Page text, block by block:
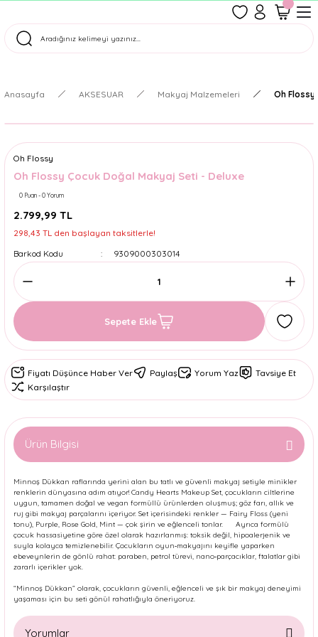
Tüm Siparişler Aynı Gün Kargoda!
Anasayfa AKSESUAR Makyaj Malzemeleri Oh
Oh Flossy
Oh Flossy Çocuk Doğal Makyaj Seti - Deluxe
0 Puan - 0 Yorum
2.799,99 TL
298,43 TL den başlayan taksitlerle!
Barkod Kodu
9309000303014
Sepete Ekle
Fiyatı Düşünce Haber Ver Paylaş Yorum Yaz
Tavsiye Et
Karşılaştır
Ürün Bilgisi
Minnoş Dükkan raflarında yerini alan bu tatlı ve güvenli makyaj setiyle minikler
renklerin dünyasına adım atıyor! Candy Hearts Makeup Set, çocukların ciltlerine
uygun, tamamen doğal ve vegan formüllü ürünlerden oluşmuş; göz farı, allık ve
ruj gibi makyaj parçalarını içeriyor. Set içerisindeki renkler — Fairy Floss (yeni
tonu), Purple, Rose Gold, Mint — çok şirin ve eğlenceli tonlar.
Ayrıca formülü
çocuk hassasiyetine göre özel olarak hazırlanmış: toksik değil, hipoalerjenik ve
suyla kolayca temizlenebilir. Çocukların oyun‐makyajını keyifle yaparken
ebeveynlerin de gönlü rahat: paraben, petrol türevi, nano‐parçacıklar, ftalatlar gibi
zararlı içerikler yok.
“Minnoş Dükkan” olarak, çocukların güvenli, eğlenceli ve şık bir makyaj deneyimi
yaşaması için bu seti gönül rahatlığıyla öneriyoruz.
Yorumlar